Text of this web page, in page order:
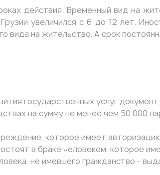
действия. Временный вид на
увеличился с 6 до 12 лет.
на жительство. А срок
государственных услуг
на сумму не менее чем 50 000
которое имеет
в браке человеком, которое
не имевшего гражданство -